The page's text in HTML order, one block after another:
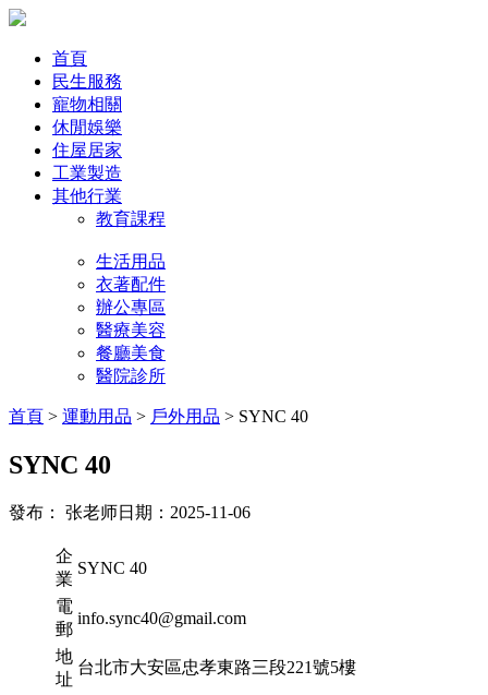
首頁
民生服務
寵物相關
休閒娛樂
住屋居家
工業製造
其他行業
教育課程
生活用品
衣著配件
辦公專區
醫療美容
餐廳美食
醫院診所
首頁 > 運動用品 > 戶外用品 > SYNC 40
SYNC 40
發布： 张老师日期：2025-11-06
企
業
SYNC 40
電
郵
info.sync40@gmail.com
地
址
台北市大安區忠孝東路三段221號5樓